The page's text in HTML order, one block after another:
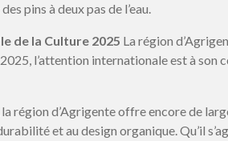
pins à deux pas de l’eau.
de la Culture 2025 La région
l’attention internationale est à son
région d’Agrigente offre encore de
et au design organique. Qu’il